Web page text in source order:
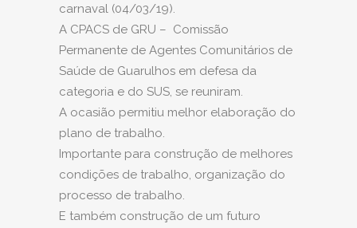
carnaval (04/03/19).
A CPACS de GRU – Comissão
Permanente de Agentes Comunitários de
Saúde de Guarulhos em defesa da
categoria e do SUS, se reuniram.
A ocasião permitiu melhor elaboração do
plano de trabalho.
Importante para construção de melhores
condições de trabalho, organização do
processo de trabalho.
E também construção de um futuro